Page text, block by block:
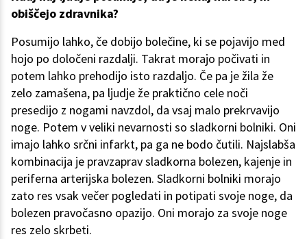
obiščejo zdravnika?
Posumijo lahko, če dobijo bolečine, ki se pojavijo med
hojo po določeni razdalji. Takrat morajo počivati in
potem lahko prehodijo isto razdaljo. Če pa je žila že
zelo zamašena, pa ljudje že praktično cele noči
presedijo z nogami navzdol, da vsaj malo prekrvavijo
noge. Potem v veliki nevarnosti so sladkorni bolniki. Oni
imajo lahko srčni infarkt, pa ga ne bodo čutili. Najslabša
kombinacija je pravzaprav sladkorna bolezen, kajenje in
periferna arterijska bolezen. Sladkorni bolniki morajo
zato res vsak večer pogledati in potipati svoje noge, da
bolezen pravočasno opazijo. Oni morajo za svoje noge
res zelo skrbeti.